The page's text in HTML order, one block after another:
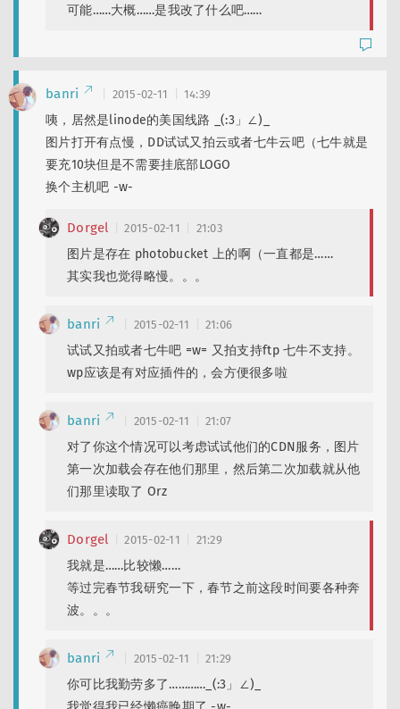
可能……大概……是我改了什么吧……
banri 2015-02-11 14:39
咦，居然是linode的美国线路 _(:3」∠)_
图片打开有点慢，DD试试又拍云或者七牛云吧（七牛就是
要充10块但是不需要挂底部LOGO
换个主机吧 -w-
Dorgel 2015-02-11 21:03
图片是存在 photobucket 上的啊（一直都是……
其实我也觉得略慢。。。
banri 2015-02-11 21:06
试试又拍或者七牛吧 =w= 又拍支持ftp 七牛不支持。
wp应该是有对应插件的，会方便很多啦
banri 2015-02-11 21:07
对了你这个情况可以考虑试试他们的CDN服务，图片
第一次加载会存在他们那里，然后第二次加载就从他
们那里读取了 Orz
Dorgel 2015-02-11 21:29
我就是……比较懒……
等过完春节我研究一下，春节之前这段时间要各种奔
波。。。
banri 2015-02-11 21:29
你可比我勤劳多了…………_(:3」∠)_